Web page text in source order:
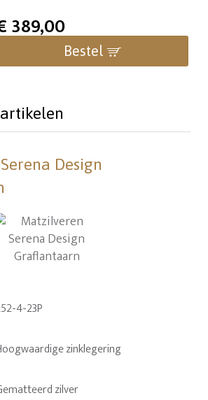
389,00
Bestel
Design
4-23P
zinklegering
zilver